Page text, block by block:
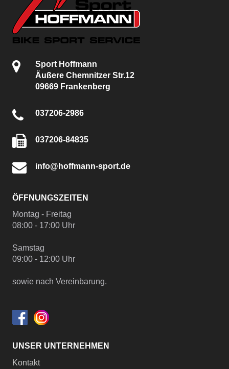
Sport Hoffmann
Äußere Chemnitzer Str.12
09669 Frankenberg
037206-2986
037206-84835
info@hoffmann-sport.de
ÖFFNUNGSZEITEN
Montag - Freitag
08:00 - 17:00 Uhr
Samstag
09:00 - 12:00 Uhr
sowie nach Vereinbarung.
UNSER UNTERNEHMEN
Kontakt